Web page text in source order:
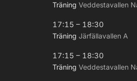
Träning Veddestavallen
17:15 – 18:30
Träning Järfällavallen A
17:15 – 18:30
Träning Veddestavallen